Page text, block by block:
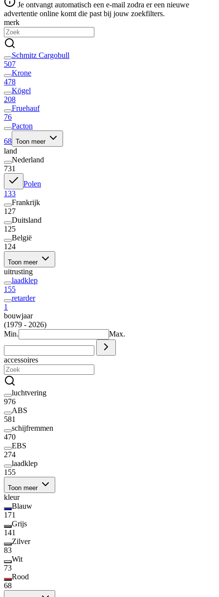
Je ontvangt automatisch een e-mail zodra er een nieuwe
advertentie online komt die past bij jouw zoekfilters.
merk
Schmitz Cargobull
507
Krone
478
Kögel
208
Fruehauf
76
Pacton
68 Toon meer
land
Nederland
731
Polen
133
Frankrijk
127
Duitsland
125
België
124
Toon meer
uitrusting
laadklep
155
retarder
1
bouwjaar
(1979 - 2026)
Min.
Max.
accessoires
luchtvering
976
ABS
581
schijfremmen
470
EBS
274
laadklep
155
Toon meer
kleur
Blauw
171
Grijs
141
Zilver
83
Wit
73
Rood
68